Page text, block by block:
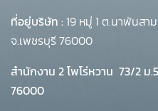
ที่อยู่บริษัท : 19 หมู่ 1 ต.นาพันสา
จ.เพชรบุรี 76000
สำนักงาน 2 โพโร่หวาน 73/2 ม
76000